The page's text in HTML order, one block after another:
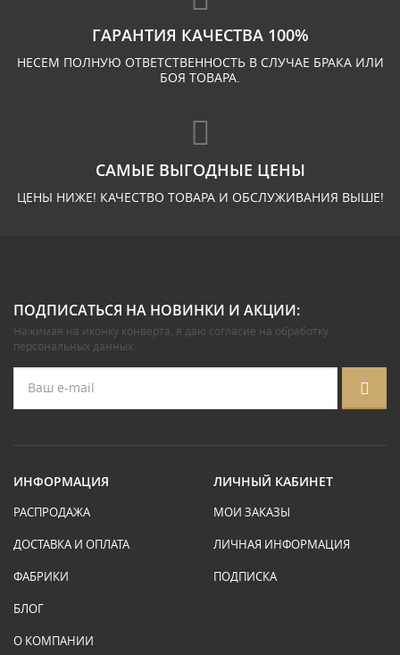
ГАРАНТИЯ КАЧЕСТВА 100%
НЕСЕМ ПОЛНУЮ ОТВЕТСТВЕННОСТЬ В СЛУЧАЕ БРАКА ИЛИ
БОЯ ТОВАРА.
САМЫЕ ВЫГОДНЫЕ ЦЕНЫ
ЦЕНЫ НИЖЕ! КАЧЕСТВО ТОВАРА И ОБСЛУЖИВАНИЯ ВЫШЕ!
ПОДПИСАТЬСЯ НА НОВИНКИ И АКЦИИ:
Нажимая на иконку конверта, я даю согласие на обработку
персональных данных.
ИНФОРМАЦИЯ
РАСПРОДАЖА
ДОСТАВКА И ОПЛАТА
ФАБРИКИ
БЛОГ
О КОМПАНИИ
ЛИЧНЫЙ КАБИНЕТ
МОИ ЗАКАЗЫ
ЛИЧНАЯ ИНФОРМАЦИЯ
ПОДПИСКА